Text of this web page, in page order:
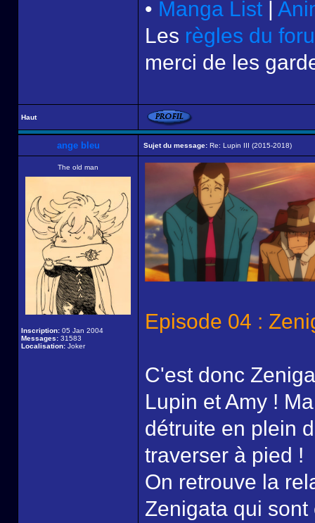
• Manga List |
Les règles du
merci de les
Haut
ange bleu Sujet du message: Re: Lupin III (2015-2018)
The old man
Inscription: 05 Jan 2004
Messages: 31583
Localisation: Joker
Episode 04 :
C'est donc
Lupin et Amy !
détruite en plein
traverser à pied !
On retrouve la
Zenigata qui